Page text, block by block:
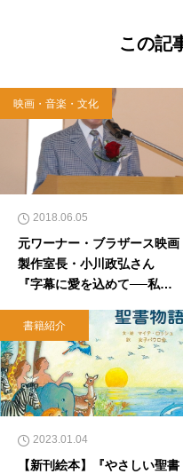
この記
映画・音楽・文化
2018.06.05
元ワーナー・ブラザース映画
製作室長・小川政弘さん
『字幕に愛を込めて──私の
書籍紹介
2023.01.04
【新刊絵本】『やさしい聖書